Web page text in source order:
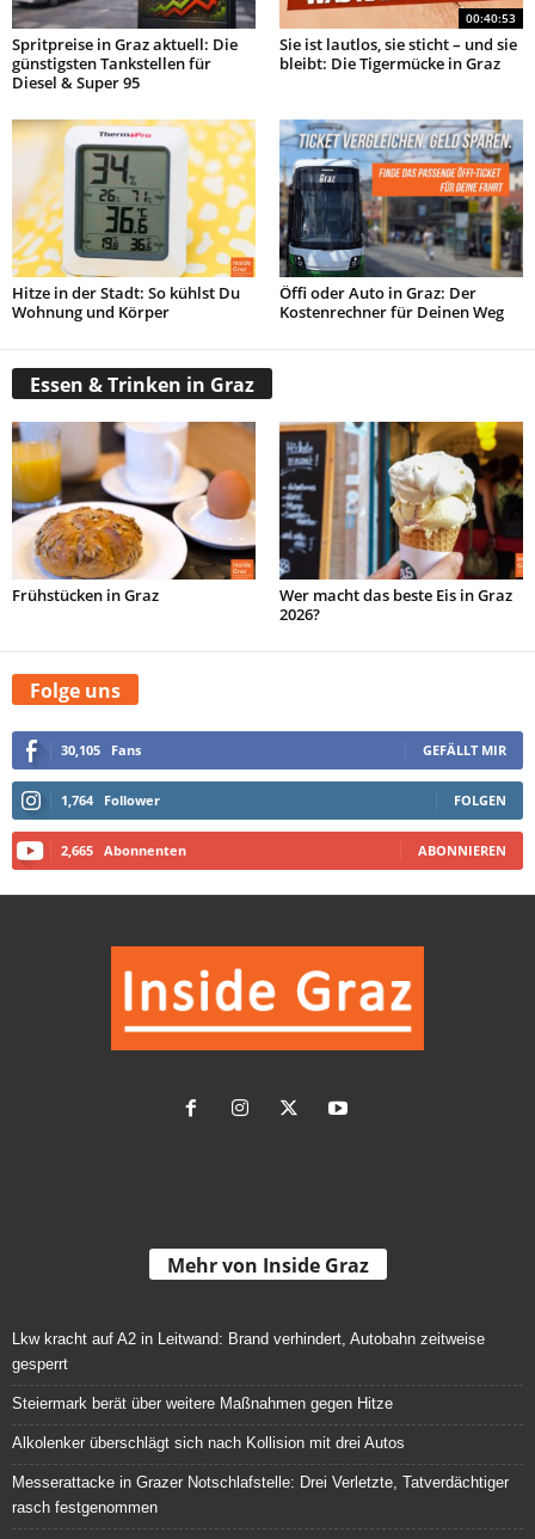
Spritpreise in Graz aktuell: Die
günstigsten Tankstellen für
Diesel & Super 95
00:40:53
Sie ist lautlos, sie sticht – und sie
bleibt: Die Tigermücke in Graz
Hitze in der Stadt: So kühlst Du
Wohnung und Körper
Öffi oder Auto in Graz: Der
Kostenrechner für Deinen Weg
Essen & Trinken in Graz
Frühstücken in Graz
Wer macht das beste Eis in Graz
2026?
Folge uns
30,105 Fans GEFÄLLT MIR
1,764 Follower FOLGEN
2,665 Abonnenten ABONNIEREN
Mehr von Inside Graz
Lkw kracht auf A2 in Leitwand: Brand verhindert, Autobahn zeitweise
gesperrt
Steiermark berät über weitere Maßnahmen gegen Hitze
Alkolenker überschlägt sich nach Kollision mit drei Autos
Messerattacke in Grazer Notschlafstelle: Drei Verletzte, Tatverdächtiger
rasch festgenommen